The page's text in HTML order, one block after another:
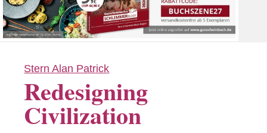
Stern Alan Patrick
Redesigning
Civilization